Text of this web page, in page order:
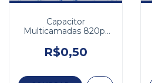
Capacitor
Multicamadas 820pf
R$0,50